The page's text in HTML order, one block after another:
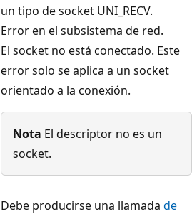
un tipo de socket UNI_RECV.
Error en el subsistema de red.
El socket no está conectado. Este
error solo se aplica a un socket
orientado a la conexión.
Nota El descriptor no es un
socket.
Debe producirse una llamada de